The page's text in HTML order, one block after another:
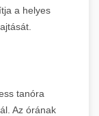
a helyes
tanóra
Az órának